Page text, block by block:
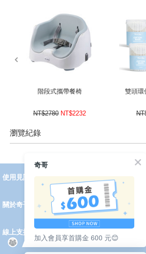
階段式攜帶餐椅
NT$2780 NT$2232
雙頭環
瀏覽紀錄
prev
使用見證 線上DM
2026
2026
2026
2026
2026
媽咪購物
關於奇哥
奇哥的故事
育兒資訊站
會員中心
會員權益
我的帳戶
訂單查詢
紅利點數
修改會員
活動報名
線上支援
購買說明
常見問題
隱私權聲明
保固卡登錄
保固查詢
奇哥
加入會員享首購金 600 元😊